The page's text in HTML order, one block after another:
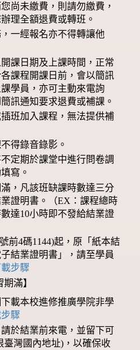
尚未繳費，則請勿繳費，
理全額退費或轉班。
一經報名亦不得轉讓他
課日期及上課時間，正常
課程開課日前，會以簡訊
學員，亦可主動來電詢
訊通知要求退費或補課。
班加入課程，無法提供補
得錄音錄影。
定期於課堂中進行問卷調
寫。
，凡該班缺課時數達三分
證明書。（EX：課程總時
達10小時即不發給結業證
前4碼1144)起，原「紙本結
結業證明書」，請至學員
步驟
滿】
載本校進修推廣學院非學
驟
於結業前來電，並留下可
臺灣國內地址)，以確保收